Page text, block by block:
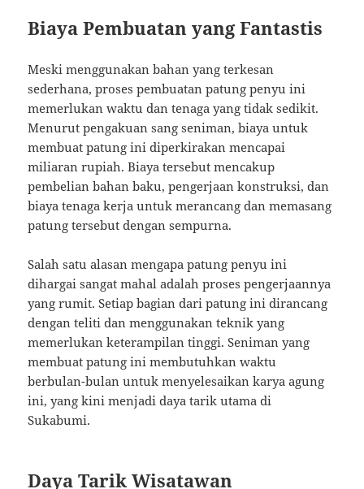
Biaya Pembuatan yang Fantastis
Meski menggunakan bahan yang terkesan
sederhana, proses pembuatan patung penyu ini
memerlukan waktu dan tenaga yang tidak sedikit.
Menurut pengakuan sang seniman, biaya untuk
membuat patung ini diperkirakan mencapai
miliaran rupiah. Biaya tersebut mencakup
pembelian bahan baku, pengerjaan konstruksi, dan
biaya tenaga kerja untuk merancang dan memasang
patung tersebut dengan sempurna.
Salah satu alasan mengapa patung penyu ini
dihargai sangat mahal adalah proses pengerjaannya
yang rumit. Setiap bagian dari patung ini dirancang
dengan teliti dan menggunakan teknik yang
memerlukan keterampilan tinggi. Seniman yang
membuat patung ini membutuhkan waktu
berbulan-bulan untuk menyelesaikan karya agung
ini, yang kini menjadi daya tarik utama di
Sukabumi.
Daya Tarik Wisatawan